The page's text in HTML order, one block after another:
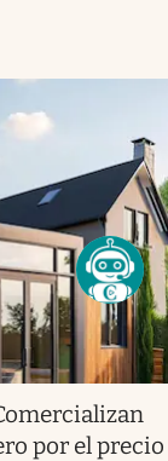
por el precio